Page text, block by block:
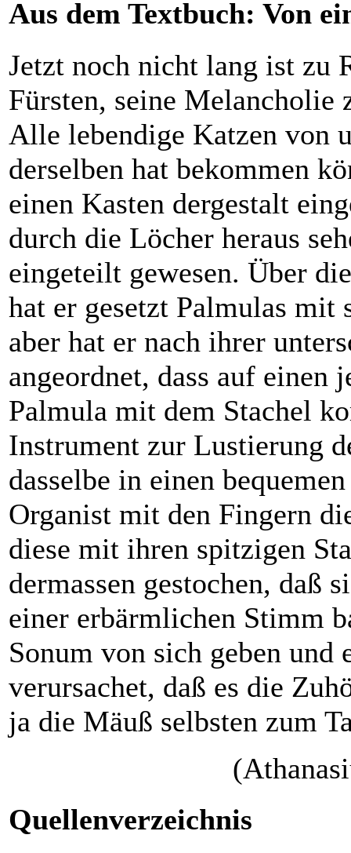
Aus dem Textbuch: Von
Jetzt noch nicht lang ist zu
Fürsten, seine Melancholie
Alle lebendige Katzen von
derselben hat bekommen
einen Kasten dergestalt
durch die Löcher heraus
eingeteilt gewesen. Über
hat er gesetzt Palmulas
aber hat er nach ihrer
angeordnet, dass auf einen
Palmula mit dem Stachel
Instrument zur Lustierung
dasselbe in einen
Organist mit den Fingern
diese mit ihren spitzigen
dermassen gestochen, daß
einer erbärmlichen Stimm
Sonum von sich geben
verursachet, daß es die
ja die Mäuß selbsten zum
Quellenverzeichnis